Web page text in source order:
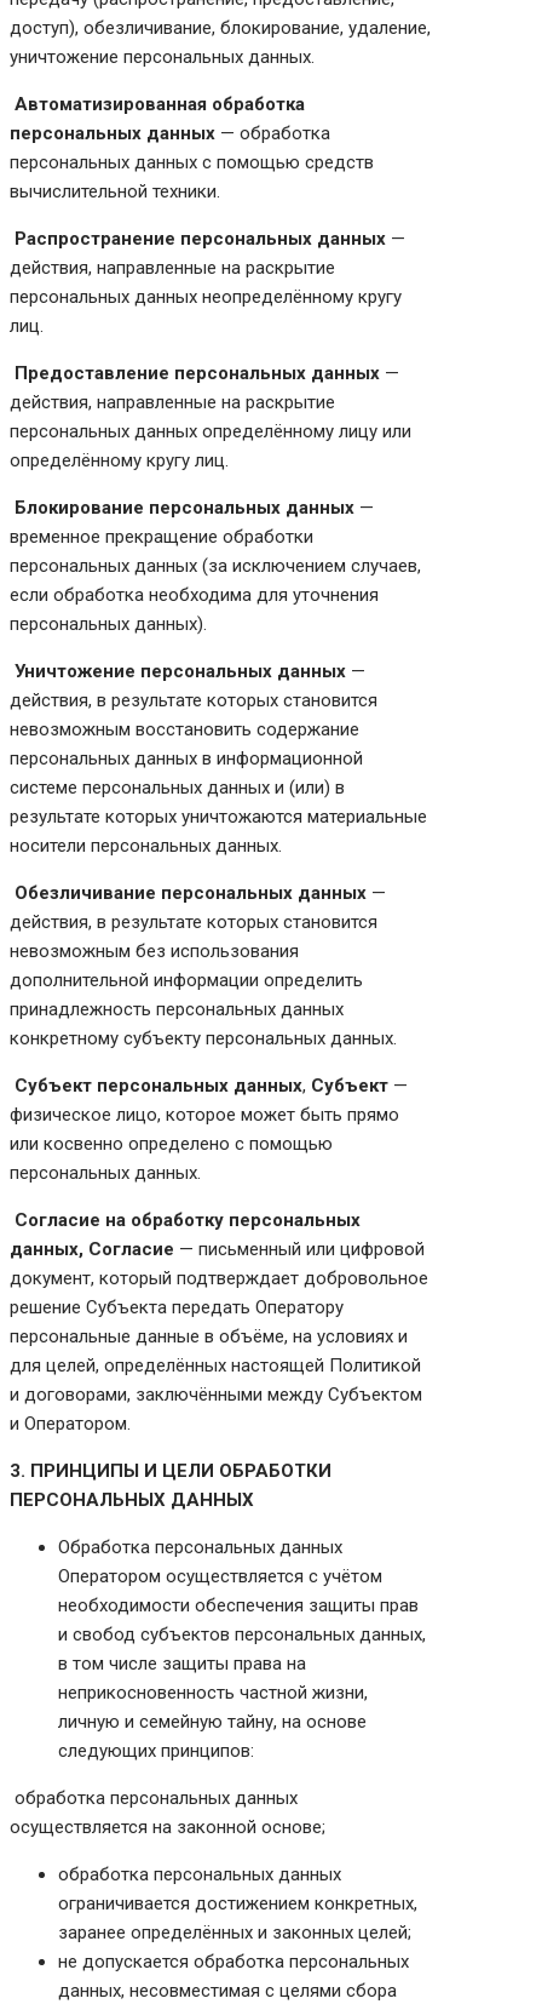
доступ), обезличивание, блокирование, удаление,
уничтожение персональных данных.
Автоматизированная обработка
персональных данных — обработка
персональных данных с помощью средств
вычислительной техники.
Распространение персональных данных —
действия, направленные на раскрытие
персональных данных неопределённому кругу
лиц.
Предоставление персональных данных —
действия, направленные на раскрытие
персональных данных определённому лицу или
определённому кругу лиц.
Блокирование персональных данных —
временное прекращение обработки
персональных данных (за исключением случаев,
если обработка необходима для уточнения
персональных данных).
Уничтожение персональных данных —
действия, в результате которых становится
невозможным восстановить содержание
персональных данных в информационной
системе персональных данных и (или) в
результате которых уничтожаются материальные
носители персональных данных.
Обезличивание персональных данных —
действия, в результате которых становится
невозможным без использования
дополнительной информации определить
принадлежность персональных данных
конкретному субъекту персональных данных.
Субъект персональных данных, Субъект —
физическое лицо, которое может быть прямо
или косвенно определено с помощью
персональных данных.
Согласие на обработку персональных
данных, Согласие — письменный или цифровой
документ, который подтверждает добровольное
решение Субъекта передать Оператору
персональные данные в объёме, на условиях и
для целей, определённых настоящей Политикой
и договорами, заключёнными между Субъектом
и Оператором.
3. ПРИНЦИПЫ И ЦЕЛИ ОБРАБОТКИ
ПЕРСОНАЛЬНЫХ ДАННЫХ
Обработка персональных данных
Оператором осуществляется с учётом
необходимости обеспечения защиты прав
и свобод субъектов персональных данных,
в том числе защиты права на
неприкосновенность частной жизни,
личную и семейную тайну, на основе
следующих принципов:
обработка персональных данных
осуществляется на законной основе;
обработка персональных данных
ограничивается достижением конкретных,
заранее определённых и законных целей;
не допускается обработка персональных
данных, несовместимая с целями сбора